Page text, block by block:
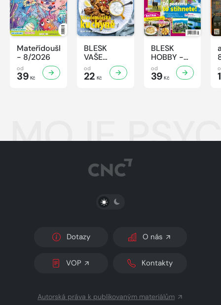
Mateřídouška
- 8/2026
od
39 Kč
BLESK
VAŠE
RECEPTY -
8/2026
od
22 Kč
BLESK
HOBBY -
8/2026
od
39 Kč
MOJE
PŘEPNOUT SVĚTLÝ/TMAVÝ REŽIM
Dotazy O nás
VOP Kontakty
Autorská práva k publikovaným materiálům